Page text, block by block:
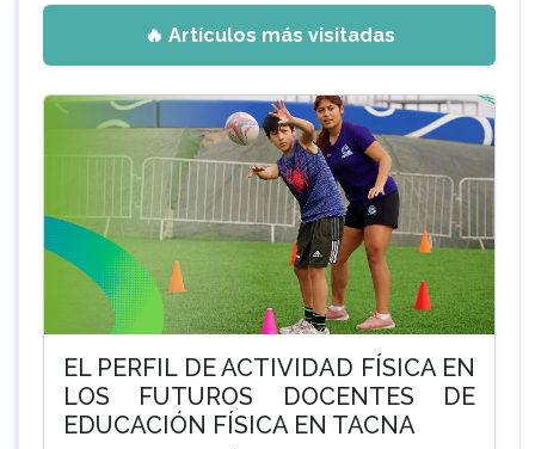
🔥 Artículos más visitadas
EL PERFIL DE ACTIVIDAD FÍSICA EN
LOS FUTUROS DOCENTES DE
EDUCACIÓN FÍSICA EN TACNA